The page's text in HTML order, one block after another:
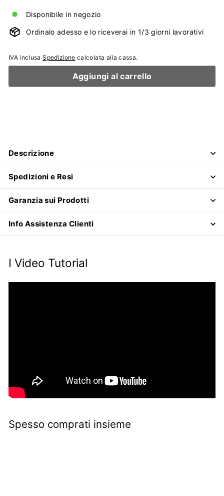
Disponibile in negozio
Ordinalo adesso e lo riceverai in 1/3 giorni lavorativi
IVA inclusaSpedizione calcolata alla cassa.
Aggiungi al carrello
Descrizione
Spedizioni e Resi
Garanzia sui Prodotti
Info Assistenza Clienti
I Video Tutorial
Spesso comprati insieme